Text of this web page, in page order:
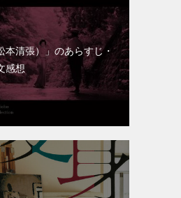
本清張）」のあらすじ・
感想